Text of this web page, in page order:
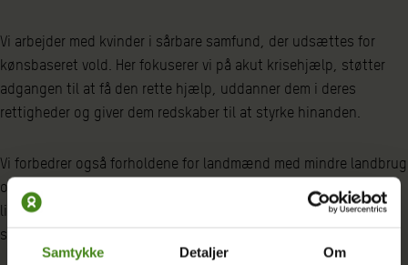
Samtykke Detaljer Om
Vi arbejder med kvinder i sårbare samfund, der udsættes for
kønsbaseret vold. Her fokuserer vi på akut krisehjælp, støtter
adgangen til at få den rette hjælp, uddanner dem i deres
rettigheder og giver dem redskaber til at styrke hinanden.
Vi forbedrer også forholdene for landmænd med mindre landbrug
og entreprenører og udvider deres muligheder for at få et bedre
livsgrundlag, så de kan forsørge sig selv og bidrage til en
stærkere lokaløkonomi.